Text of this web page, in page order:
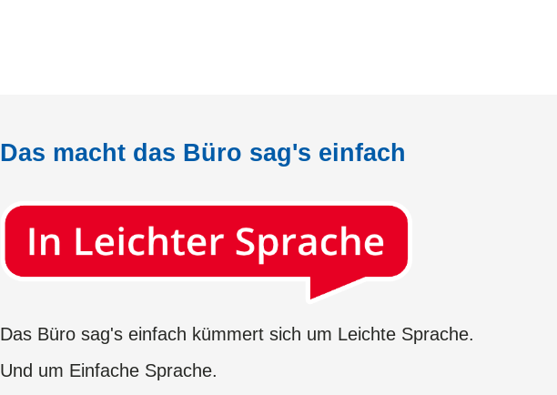
Das macht das Büro sag's einfach
Das Büro sag's einfach kümmert sich um Leichte Sprache.
Und um Einfache Sprache.